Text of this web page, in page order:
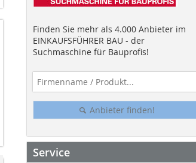
Finden Sie mehr als 4.000 Anbieter im
EINKAUFSFÜHRER BAU - der
Suchmaschine für Bauprofis!
Anbieter finden!
Service